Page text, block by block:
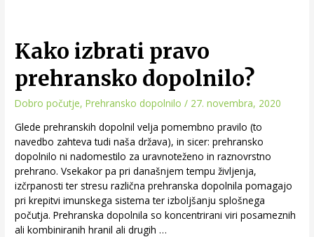
Kako izbrati pravo
prehransko dopolnilo?
Dobro počutje,Prehransko dopolnilo / 27. novembra, 2020
Glede prehranskih dopolnil velja pomembno pravilo (to
navedbo zahteva tudi naša država), in sicer: prehransko
dopolnilo ni nadomestilo za uravnoteženo in raznovrstno
prehrano. Vsekakor pa pri današnjem tempu življenja,
izčrpanosti ter stresu različna prehranska dopolnila pomagajo
pri krepitvi imunskega sistema ter izboljšanju splošnega
počutja. Prehranska dopolnila so koncentrirani viri posameznih
ali kombiniranih hranil ali drugih …